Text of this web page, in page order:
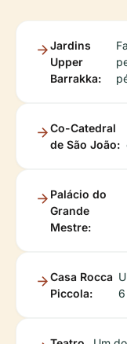
Jardins
Upper
Barrakka:
Co-Catedral
de São João:
Palácio do
Grande
Mestre:
Casa Rocca
Piccola:
6